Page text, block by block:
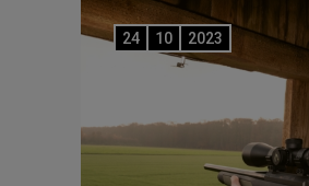
24 10 2023